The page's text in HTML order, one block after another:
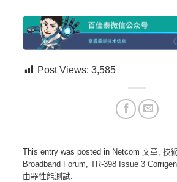
Post Views:3,585
This entry was posted in Netcom 文章,技
Broadband Forum,TR-398 Issue 3
由器性能測試.